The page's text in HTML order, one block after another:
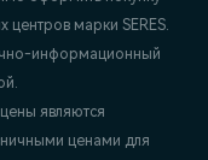
центров марки SERES.
информационный
являются
ценами для